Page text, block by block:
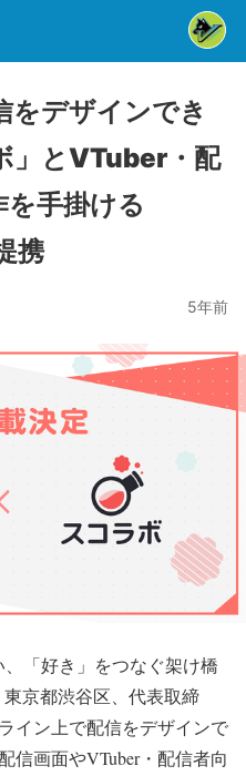
をデザインでき
」とVTuber・配
手掛ける
携
5年前
「好き」をつなぐ架け橋
京都渋谷区、代表取締
イン上で配信をデザインで
信画面やVTuber・配信者向